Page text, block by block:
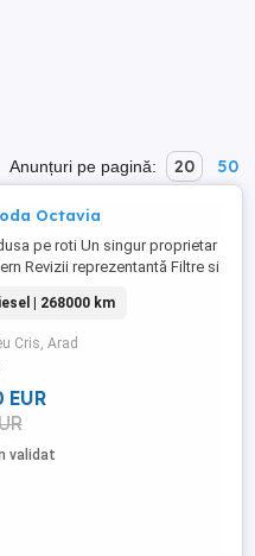
Anunțuri pe pagină: 20 50
Octavia
pe roti Un singur proprietar
Revizii reprezentantă Filtre si
| 268000 km
Cris, Arad
EUR
validat